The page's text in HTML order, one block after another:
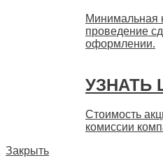
Минимальная
проведение
оформлении.
УЗНАТЬ
Стоимость
комиссии
Закрыть